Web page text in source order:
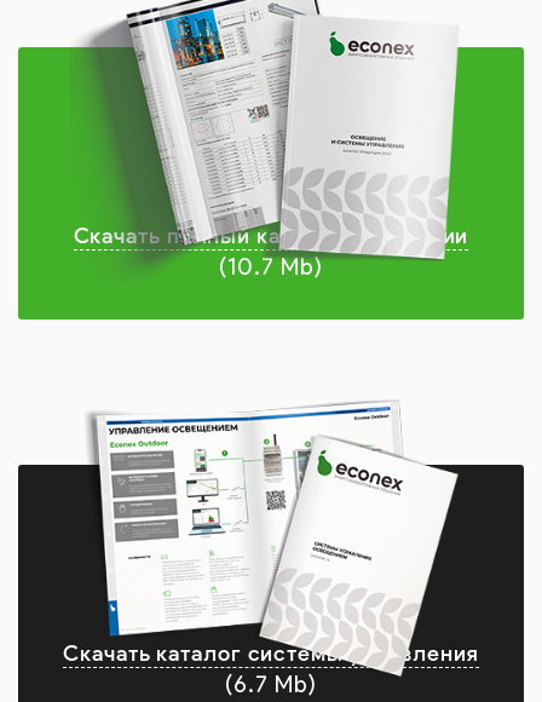
Скачать полный каталог продукции
(10.7 Mb)
Скачать каталог системы управления
(6.7 Mb)